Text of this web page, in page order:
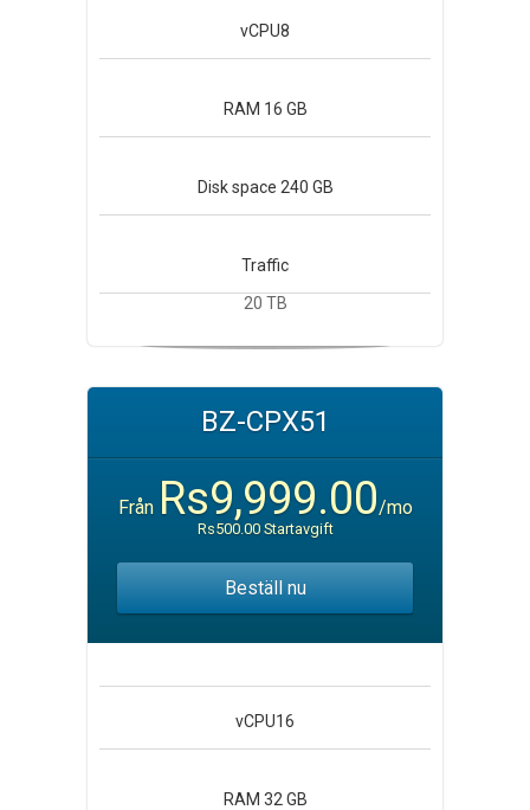
vCPU8
RAM 16 GB
Disk space 240 GB
Traffic
20 TB
BZ-CPX51
Från Rs9,999.00/mo
Rs500.00 Startavgift
Beställ nu
vCPU16
RAM 32 GB